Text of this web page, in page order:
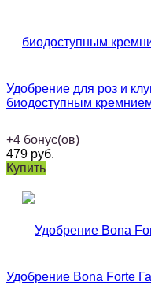
Удобрение для роз и
биодоступным
+4 бонус(ов)
479 руб.
Купить
Удобрение Bona Forte